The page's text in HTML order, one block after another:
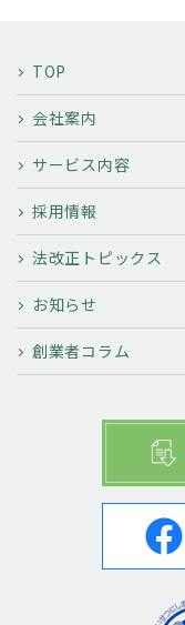
TOP
会社案内
サービス内容
採用情報
法改正トピックス
お知らせ
創業者コラム